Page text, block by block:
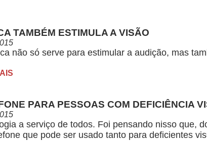
TAMBÉM ESTIMULA A VISÃO
não só serve para estimular a audição, mas
PARA PESSOAS COM DEFICIÊNCIA
a serviço de todos. Foi pensando nisso que,
que pode ser usado tanto para deficientes